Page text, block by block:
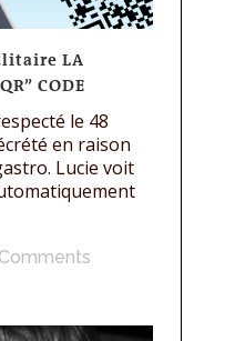
LA
CODE
le 48
en raison
Lucie voit